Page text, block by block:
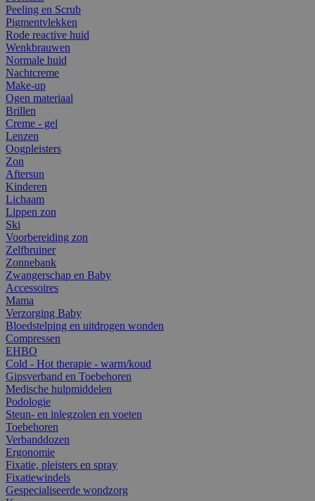
Peeling en Scrub
Pigmentvlekken
Rode reactive huid
Wenkbrauwen
Normale huid
Nachtcreme
Make-up
Ogen materiaal
Brillen
Creme - gel
Lenzen
Oogpleisters
Zon
Aftersun
Kinderen
Lichaam
Lippen zon
Ski
Voorbereiding zon
Zelfbruiner
Zonnebank
Zwangerschap en Baby
Accessoires
Mama
Verzorging Baby
Bloedstelping en uitdrogen wonden
Compressen
EHBO
Cold - Hot therapie - warm/koud
Gipsverband en Toebehoren
Medische hulpmiddelen
Podologie
Steun- en inlegzolen en voeten
Toebehoren
Verbanddozen
Ergonomie
Fixatie, pleisters en spray
Fixatiewindels
Gespecialiseerde wondzorg